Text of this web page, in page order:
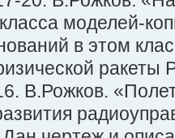
моделей-
в этом
ракеты
В.Рожков.